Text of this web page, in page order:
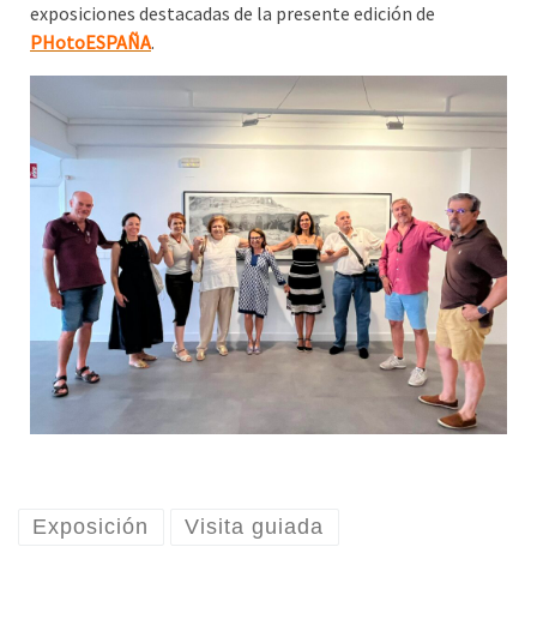
exposiciones destacadas de la presente edición de
PHotoESPAÑA.
Exposición Visita guiada